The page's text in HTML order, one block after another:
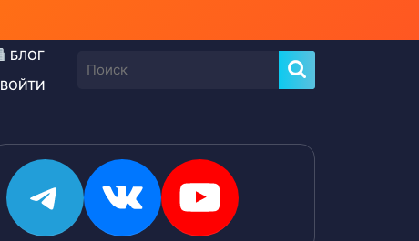
БЛОГ
ВОЙТИ
Найти:
Telegram ВКонтакте YouTube